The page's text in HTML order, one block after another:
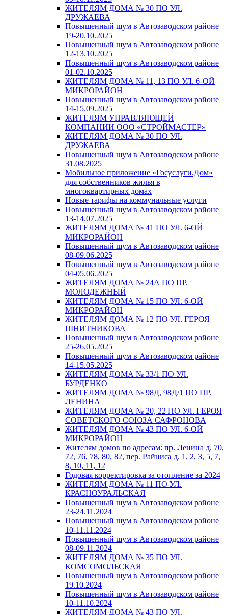
ЖИТЕЛЯМ ДОМА № 30 ПО УЛ.
ДРУЖАЕВА
Повышенный шум в Автозаводском районе
19-20.10.2025
Повышенный шум в Автозаводском районе
12-13.10.2025
Повышенный шум в Автозаводском районе
01-02.10.2025
ЖИТЕЛЯМ ДОМА № 11, 13 ПО УЛ. 6-ОЙ
МИКРОРАЙОН
Повышенный шум в Автозаводском районе
14-15.09.2025
ЖИТЕЛЯМ УПРАВЛЯЮЩЕЙ
КОМПАНИИ ООО «СТРОЙМАСТЕР»
ЖИТЕЛЯМ ДОМА № 30 ПО УЛ.
ДРУЖАЕВА
Повышенный шум в Автозаводском районе
31.08.2025
Мобильное приложение «Госуслуги.Дом»
для собственников жилья в
многоквартирных домах
Новые тарифы на коммунальные услуги
Повышенный шум в Автозаводском районе
13-14.07.2025
ЖИТЕЛЯМ ДОМА № 41 ПО УЛ. 6-ОЙ
МИКРОРАЙОН
Повышенный шум в Автозаводском районе
08-09.06.2025
Повышенный шум в Автозаводском районе
04-05.06.2025
ЖИТЕЛЯМ ДОМА № 24А ПО ПР.
МОЛОДЕЖНЫЙ
ЖИТЕЛЯМ ДОМА № 15 ПО УЛ. 6-ОЙ
МИКРОРАЙОН
ЖИТЕЛЯМ ДОМА № 12 ПО УЛ. ГЕРОЯ
ШНИТНИКОВА
Повышенный шум в Автозаводском районе
25-26.05.2025
Повышенный шум в Автозаводском районе
14-15.05.2025
ЖИТЕЛЯМ ДОМА № 33/1 ПО УЛ.
БУРДЕНКО
ЖИТЕЛЯМ ДОМА № 98Д, 98Д/1 ПО ПР.
ЛЕНИНА
ЖИТЕЛЯМ ДОМА № 20, 22 ПО УЛ. ГЕРОЯ
СОВЕТСКОГО СОЮЗА САФРОНОВА
ЖИТЕЛЯМ ДОМА № 43 ПО УЛ. 6-ОЙ
МИКРОРАЙОН
Жителям домов по адресам: пр. Ленина д. 70,
72, 76, 78, 80, 82, пер. Райниса д. 1, 2, 3, 5, 7,
8, 10, 11, 12
Годовая корректировка за отопление за 2024
ЖИТЕЛЯМ ДОМА № 11 ПО УЛ.
КРАСНОУРАЛЬСКАЯ
Повышенный шум в Автозаводском районе
23-24.11.2024
Повышенный шум в Автозаводском районе
10-11.11.2024
Повышенный шум в Автозаводском районе
08-09.11.2024
ЖИТЕЛЯМ ДОМА № 35 ПО УЛ.
КОМСОМОЛЬСКАЯ
Повышенный шум в Автозаводском районе
19.10.2024
Повышенный шум в Автозаводском районе
10-11.10.2024
ЖИТЕЛЯМ ДОМА № 43 ПО УЛ.